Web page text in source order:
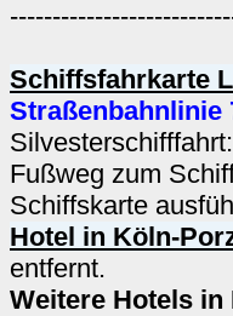
Schiffsfahrkarte
Straßenbahnlinie
Fußweg zum
Schiffskarte
Hotel in Köln-
entfernt.
Weitere Hotels in